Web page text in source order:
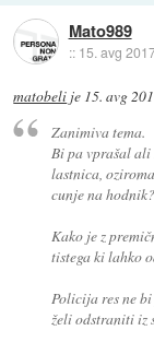
Mato989
:: 15. avg
matobeli je 15. avg
Zanimiva tema.
Bi pa vprašal ali
lastnica,
cunje na
Kako je z
tistega ki lahko
Policija res ne
želi odstraniti iz